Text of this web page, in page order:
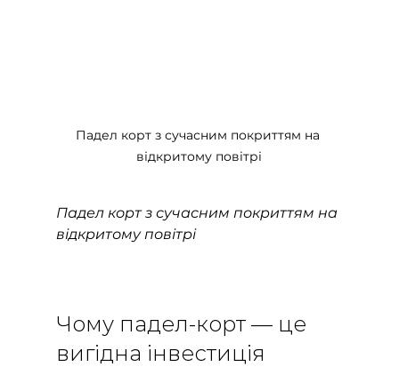
Падел корт з сучасним покриттям на
відкритому повітрі
Падел корт з сучасним покриттям на
відкритому повітрі
Чому падел-корт — це
вигідна інвестиція